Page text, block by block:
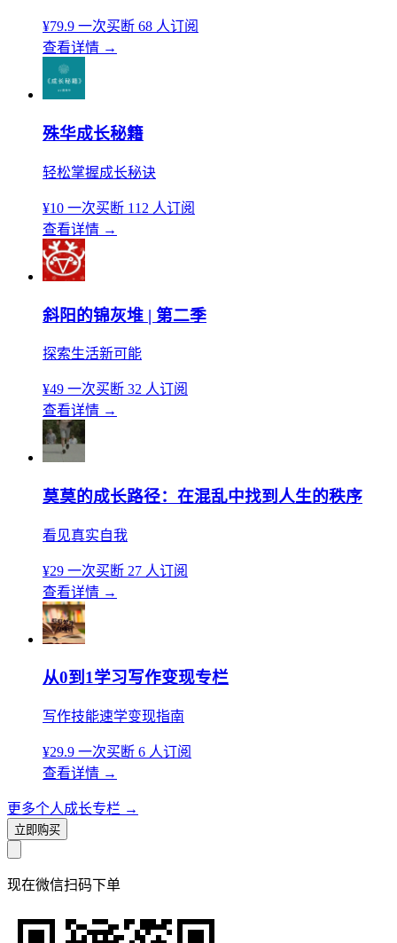
¥79.9 一次买断 68 人订阅
查看详情 →
殊华成长秘籍
轻松掌握成长秘诀
¥10 一次买断 112 人订阅
查看详情 →
斜阳的锦灰堆 | 第二季
探索生活新可能
¥49 一次买断 32 人订阅
查看详情 →
莫莫的成长路径：在混乱中找到人生的秩序
看见真实自我
¥29 一次买断 27 人订阅
查看详情 →
从0到1学习写作变现专栏
写作技能速学变现指南
¥29.9 一次买断 6 人订阅
查看详情 →
更多个人成长专栏 →
立即购买
现在微信扫码下单